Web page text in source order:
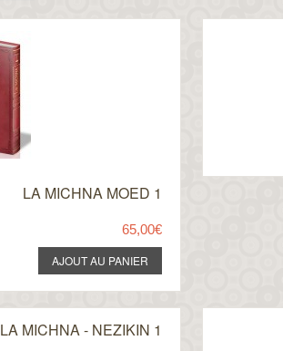
LA MICHNA MOED 1
65,00€
LA MICHNA - NEZIKIN 1